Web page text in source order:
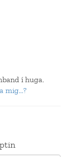
í huga.
mig...?